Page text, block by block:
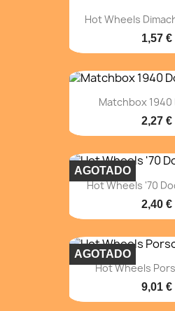
Hot Wheels
1,57 €
Matchbox 1940
2,27 €
Hot Wheels '70
2,40 €
AGOTADO
Hot Wheels
9,01 €
AGOTADO